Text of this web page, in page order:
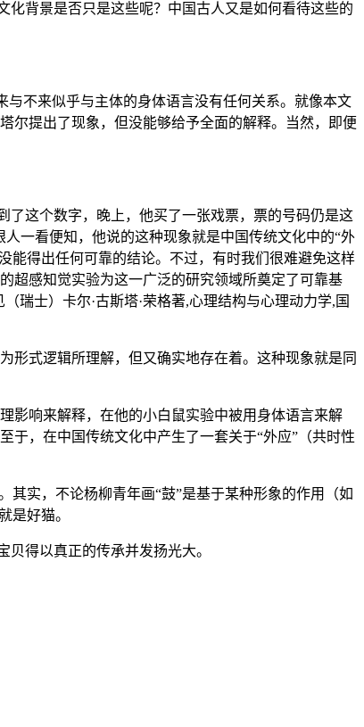
化背景是否只是这些呢？中国古人又是如何看待这些的
与不来似乎与主体的身体语言没有任何关系。就像本文
尔提出了现象，但没能够给予全面的解释。当然，即便
了这个数字，晚上，他买了一张戏票，票的号码仍是这
一看便知，他说的这种现象就是中国传统文化中的“外
能得出任何可靠的结论。不过，有时我们很难避免这样
超感知觉实验为这一广泛的研究领域所奠定了可靠基
瑞士）卡尔·古斯塔·荣格著,心理结构与心理动力学,国
形式逻辑所理解，但又确实地存在着。这种现象就是同
影响来解释，在他的小白鼠实验中被用身体语言来解
于，在中国传统文化中产生了一套关于“外应”（共时性
实，不论杨柳青年画“鼓”是基于某种形象的作用（如
是好猫。
得以真正的传承并发扬光大。